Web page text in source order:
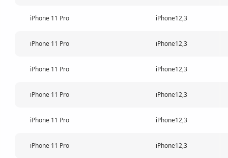
iPhone 11 Pro iPhone12,3
iPhone 11 Pro iPhone12,3
iPhone 11 Pro iPhone12,3
iPhone 11 Pro iPhone12,3
iPhone 11 Pro iPhone12,3
iPhone 11 Pro iPhone12,3